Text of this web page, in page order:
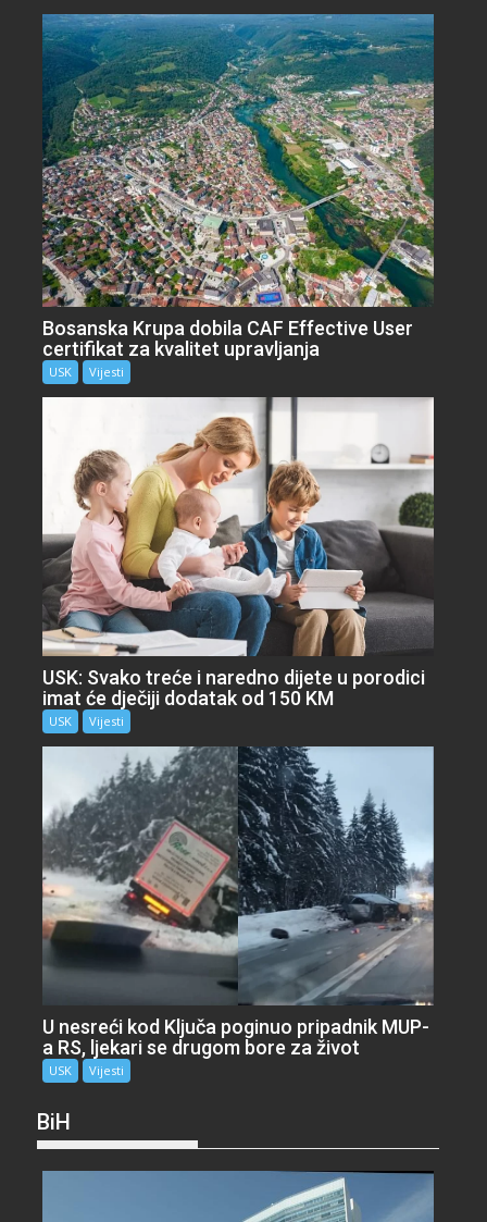
Bosanska Krupa dobila CAF Effective User
certifikat za kvalitet upravljanja
USK Vijesti
USK: Svako treće i naredno dijete u porodici
imat će dječiji dodatak od 150 KM
USK Vijesti
U nesreći kod Ključa poginuo pripadnik MUP-
a RS, ljekari se drugom bore za život
USK Vijesti
BiH